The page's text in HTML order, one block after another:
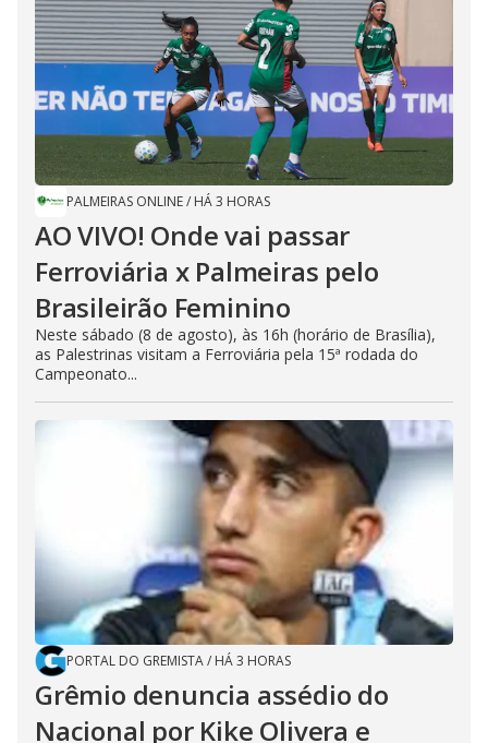
PALMEIRAS ONLINE/ HÁ 3 HORAS
AO VIVO! Onde vai passar
Ferroviária x Palmeiras pelo
Brasileirão Feminino
Neste sábado (8 de agosto), às 16h (horário de Brasília),
as Palestrinas visitam a Ferroviária pela 15ª rodada do
Campeonato...
PORTAL DO GREMISTA/ HÁ 3 HORAS
Grêmio denuncia assédio do
Nacional por Kike Olivera e